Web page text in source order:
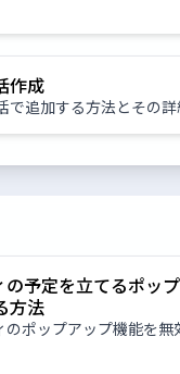
作成
で追加する方法とその
の予定を立てるポッ
方法
のポップアップ機能を無